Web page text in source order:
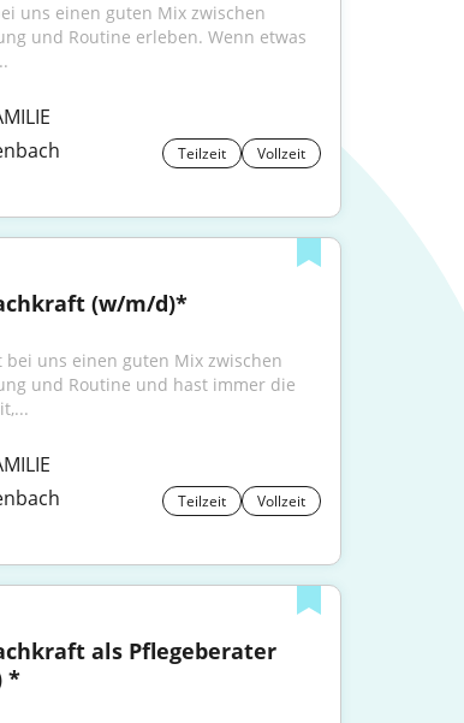
uns einen guten Mix zwischen
und Routine erleben. Wenn etwas
Teilzeit Vollzeit
(w/m/d)*
bei uns einen guten Mix zwischen
und Routine und hast immer die
Teilzeit Vollzeit
als Pflegeberater
*